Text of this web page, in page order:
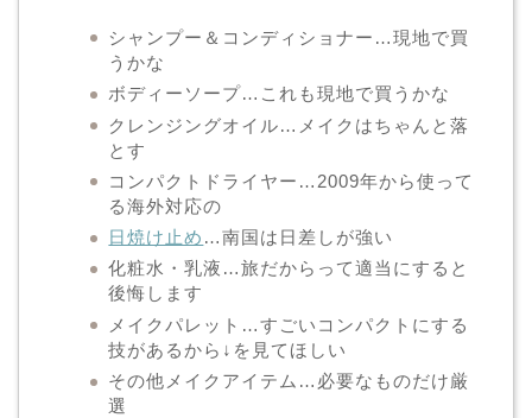
シャンプー＆コンディショナー…現地で買
うかな
ボディーソープ…これも現地で買うかな
クレンジングオイル…メイクはちゃんと落
とす
コンパクトドライヤー…2009年から使って
る海外対応の
日焼け止め …南国は日差しが強い
化粧水・乳液…旅だからって適当にすると
後悔します
メイクパレット…すごいコンパクトにする
技があるから↓を見てほしい
その他メイクアイテム…必要なものだけ厳
選